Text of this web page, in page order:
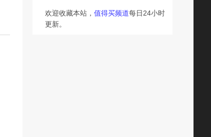
欢迎收藏本站， 值得买频道每日24小时
更新。